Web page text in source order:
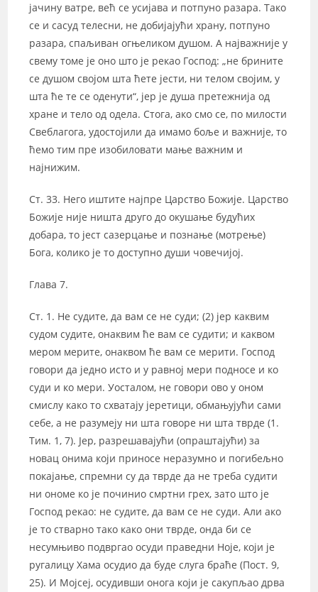
јачину ватре, већ се усијава и потпуно разара. Тако
се и сасуд телесни, не добијајући храну, потпуно
разара, спаљиван огњеликом душом. А најважније у
свему томе је оно што је рекао Господ: „не брините
се душом својом шта ћете јести, ни телом својим, у
шта ће те се оденути“, јер је душа претежнија од
хране и тело од одела. Стога, ако смо се, по милости
Свеблагога, удостојили да имамо боље и важније, то
ћемо тим пре изобиловати мање важним и
најнижим.
Ст. 33. Него иштите најпре Царство Божије. Царство
Божије није ништа друго до окушање будућих
добара, то јест сазерцање и познање (мотрење)
Бога, колико је то доступно души човечијој.
Глава 7.
Ст. 1. Не судите, да вам се не суди; (2) јер каквим
судом судите, онаквим ће вам се судити; и каквом
мером мерите, онаквом ће вам се мерити. Господ
говори да једно исто и у равној мери подносе и ко
суди и ко мери. Уосталом, не говори ово у оном
смислу како то схватају јеретици, обмањујући сами
себе, а не разумеју ни шта говоре ни шта тврде (1.
Тим. 1, 7). Јер, разрешавајући (опраштајући) за
новац онима који приносе неразумно и погибељно
покајање, спремни су да тврде да не треба судити
ни ономе ко је починио смртни грех, зато што је
Господ рекао: не судите, да вам се не суди. Али ако
је то стварно тако како они тврде, онда би се
несумњиво подвргао осуди праведни Ноје, који је
ругалицу Хама осудио да буде слуга браће (Пост. 9,
25). И Мојсеј, осудивши онога који је сакупљао дрва